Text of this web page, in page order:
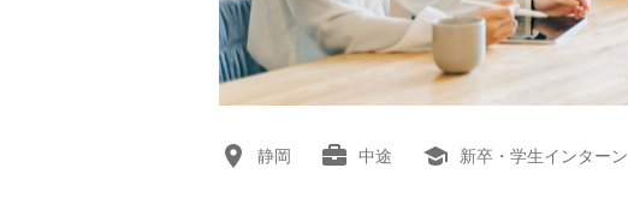
静岡 中途 新卒・学生インターン